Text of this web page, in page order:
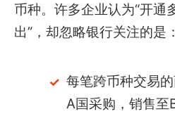
币种。许多企业认为“开通
出”，却忽略银行关注的是：
每笔跨币种交易
A国采购，销售至